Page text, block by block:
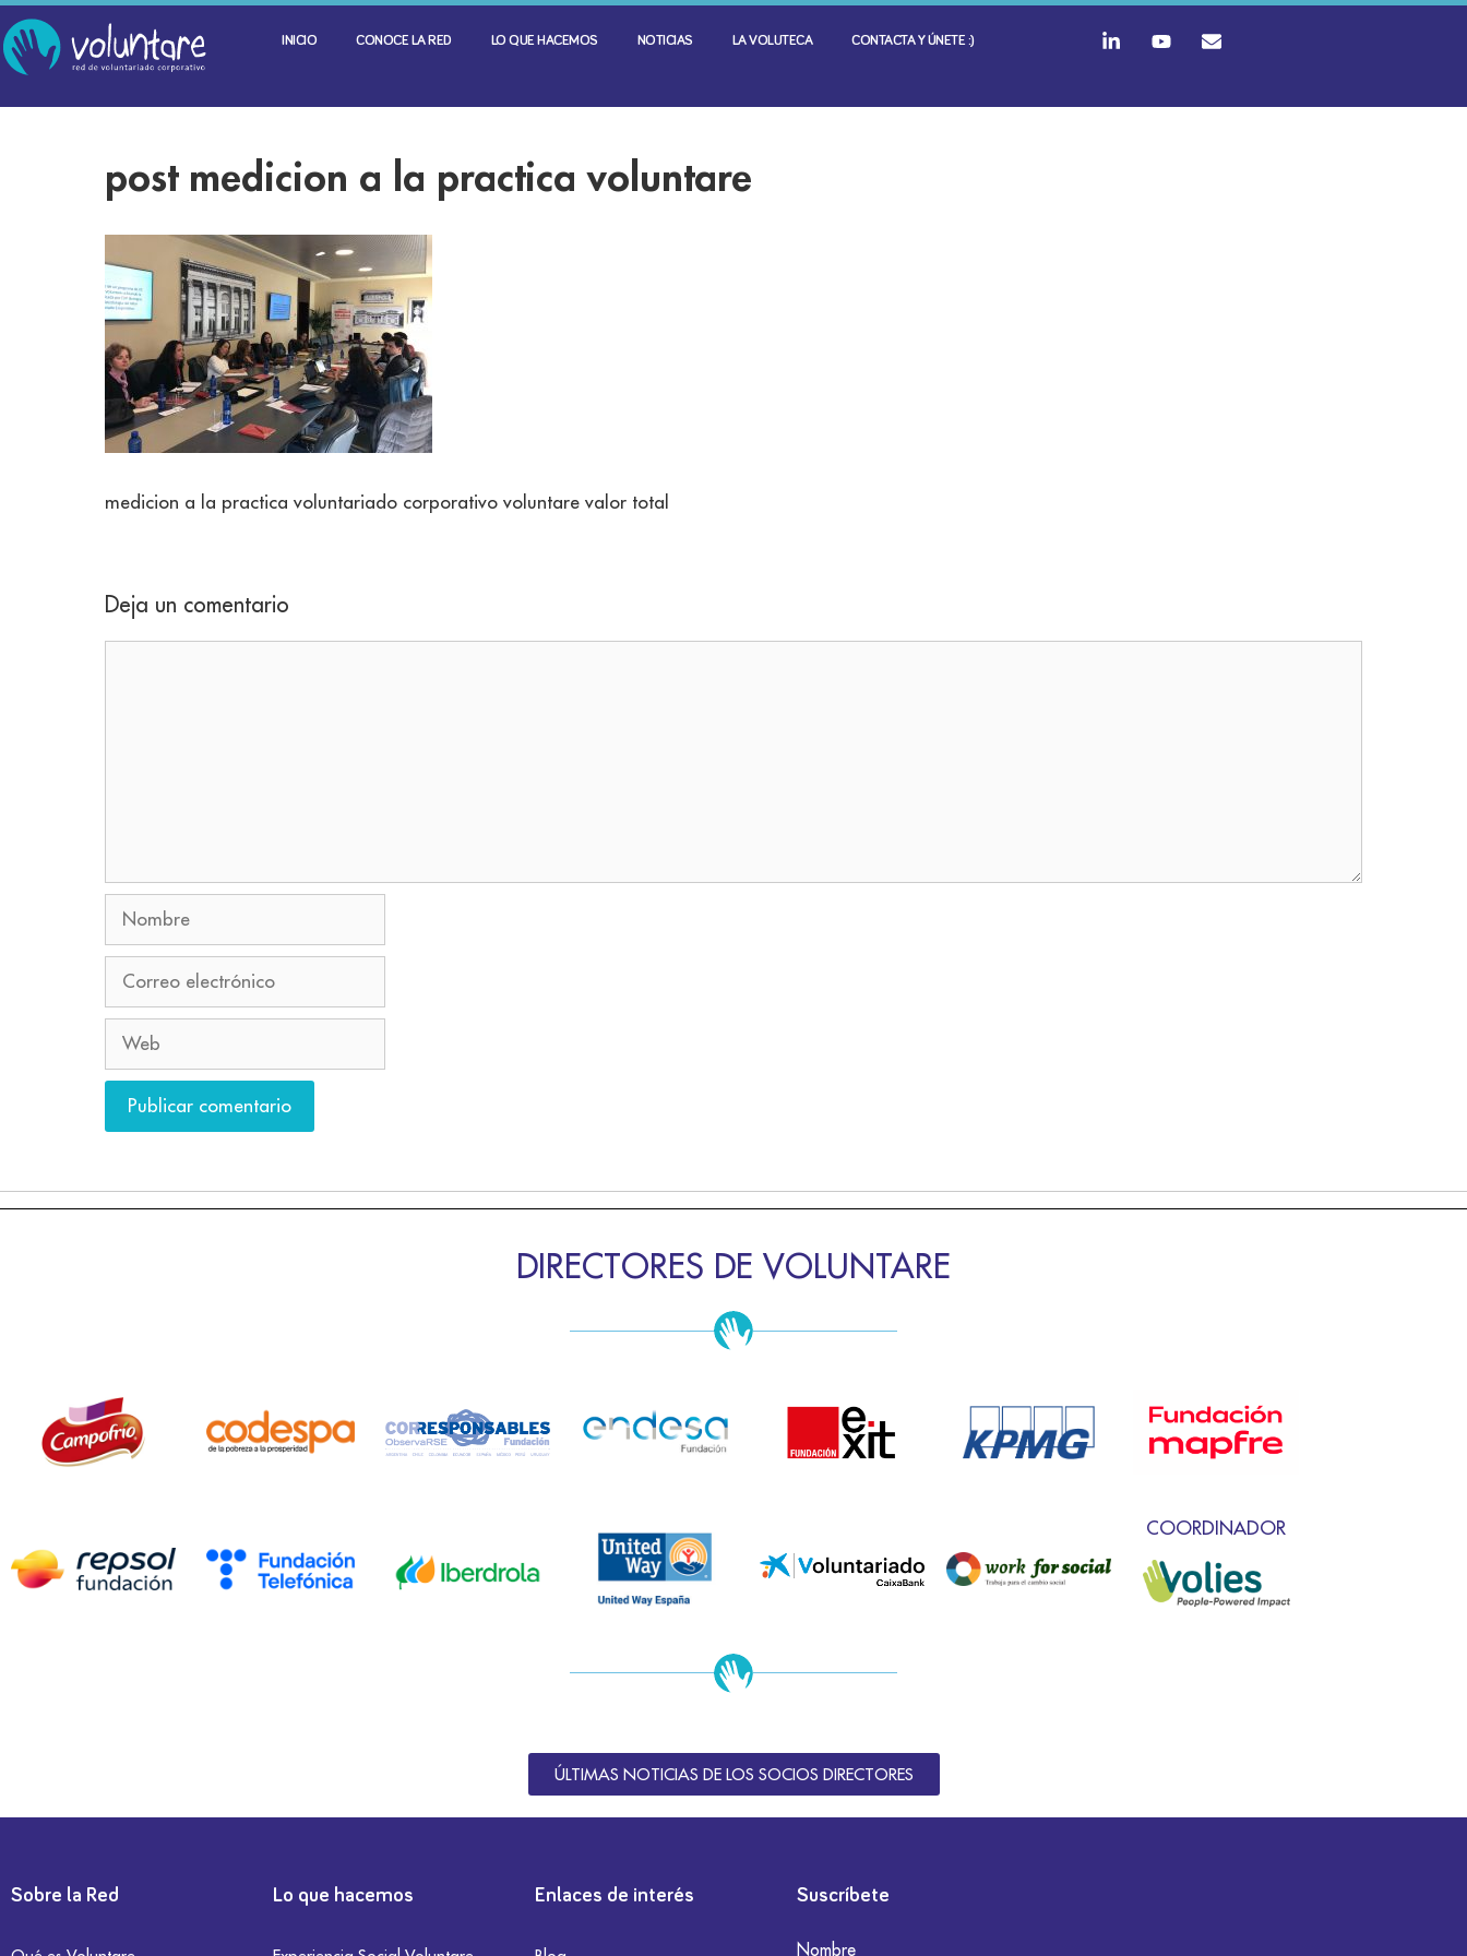
INICIO CONOCE LA RED LO QUE HACEMOS NOTICIAS LA VOLUTECA CONTACTA Y ÚNETE :)
post medicion a la practica voluntare
medicion a la practica voluntariado corporativo voluntare valor total
Deja un comentario
DIRECTORES DE VOLUNTARE
COORDINADOR
ÚLTIMAS NOTICIAS DE LOS SOCIOS DIRECTORES
Sobre la Red Lo que hacemos Enlaces de interés Suscríbete
Nombre